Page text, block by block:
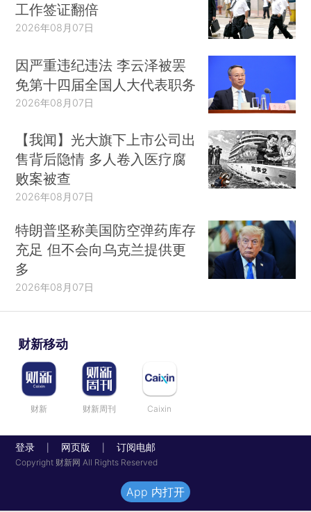
工作签证翻倍
2026年08月07日
因严重违纪违法 李云泽被罢
免第十四届全国人大代表职务
2026年08月07日
【我闻】光大旗下上市公司出
售背后隐情 多人卷入医疗腐
败案被查
2026年08月07日
特朗普坚称美国防空弹药库存
充足 但不会向乌克兰提供更
多
2026年08月07日
财新移动
财新 财新周刊 Caixin
登录 网页版 订阅电邮
Copyright 财新网 All Rights Reserved
App 内打开